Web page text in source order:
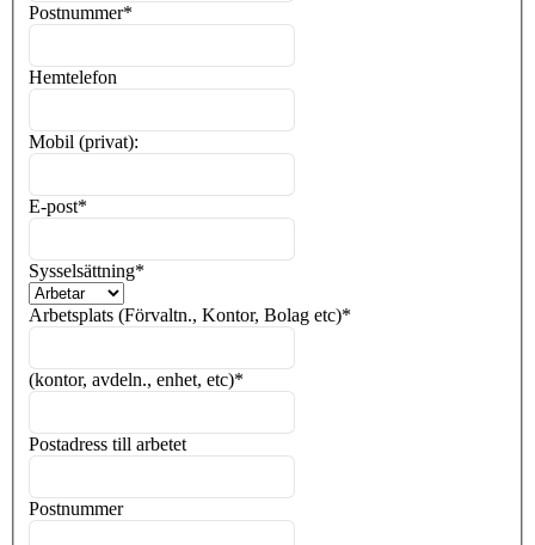
Postnummer*
Hemtelefon
Mobil (privat):
E-post*
Sysselsättning*
Arbetsplats (Förvaltn., Kontor, Bolag etc)*
(kontor, avdeln., enhet, etc)*
Postadress till arbetet
Postnummer